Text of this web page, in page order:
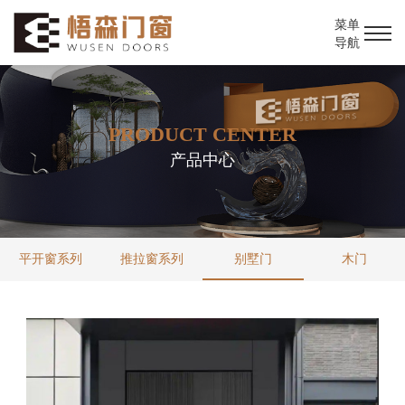
菜单
导航
PRODUCT CENTER
产品中心
平开窗系列 推拉窗系列 别墅门 木门